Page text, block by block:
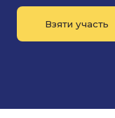
Взяти участь